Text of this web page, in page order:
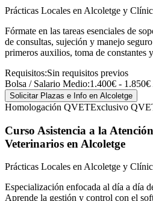
Prácticas Locales en Alcoletge y
Fórmate en las tareas esenciales de
de consultas, sujeción y manejo
primeros auxilios, toma de constantes
Requisitos:Sin requisitos previos
Bolsa / Salario Medio:1.400€ - 1.850€
Solicitar Plazas e Info en Alcoletge
Homologación QVETExclusivo
Curso Asistencia a la
Veterinarios en Alcoletge
Prácticas Locales en Alcoletge y
Especialización enfocada al día a día
Aprende la gestión y control con el